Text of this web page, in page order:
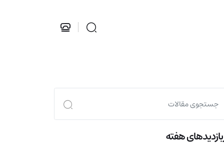
هفته